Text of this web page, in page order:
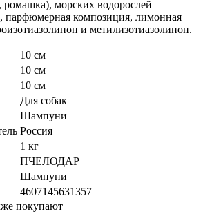
ромашка), морских водорослей
парфюмерная композиция, лимонная
и метилизотиазолинон.
10 см
10 см
10 см
Для собак
Шампуни
Россия
1 кг
ПЧЕЛОДАР
Шампуни
4607145631357
покупают